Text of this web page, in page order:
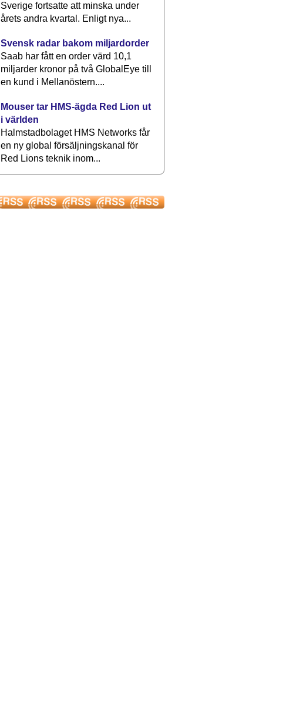
Sverige fortsatte att minska under
årets andra kvartal. Enligt nya...
Svensk radar bakom miljardorder
Saab har fått en order värd 10,1
miljarder kronor på två GlobalEye till
en kund i Mellanöstern....
Mouser tar HMS-ägda Red Lion ut
i världen
Halmstadbolaget HMS Networks får
en ny global försäljningskanal för
Red Lions teknik inom...